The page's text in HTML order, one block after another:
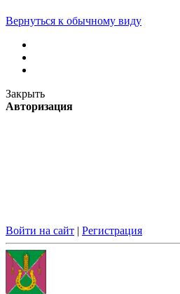
Вернуться к обычному виду
Закрыть
Авторизация
Войти на сайт | Регистрация